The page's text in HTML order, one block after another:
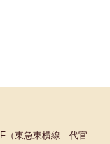
（東急東横線 代官